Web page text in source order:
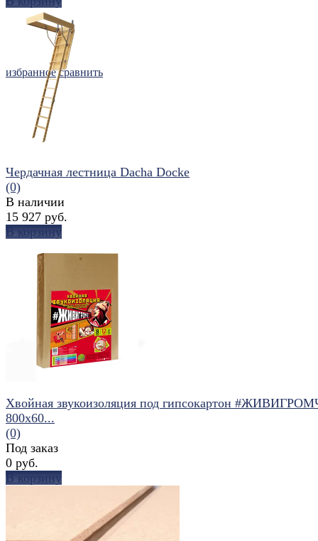
избранное сравнить
избранное сравнить
Чердачная лестница Dacha Docke
(0)
В наличии
15 927 руб.
В корзину
сравнить
Хвойная звукоизоляция под гипсокартон
800х60...
(0)
Под заказ
0 руб.
В корзину